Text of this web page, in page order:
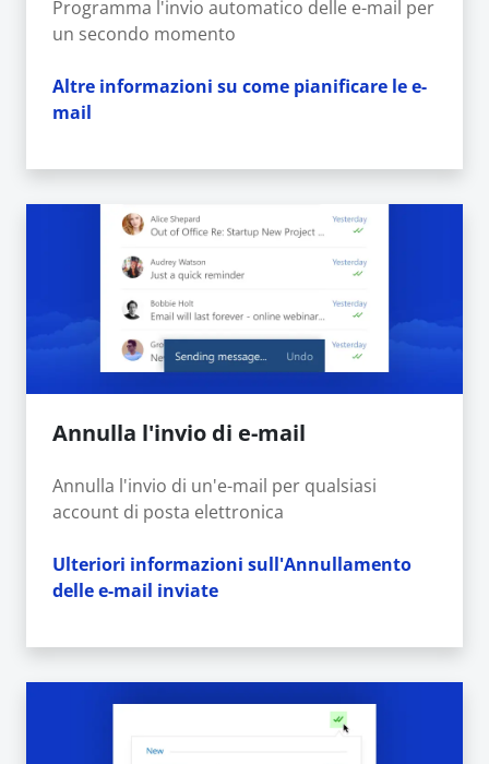
Programma l'invio automatico delle e-mail per
un secondo momento
Altre informazioni su come pianificare le e-
mail
Annulla l'invio di e-mail
Annulla l'invio di un'e-mail per qualsiasi
account di posta elettronica
Ulteriori informazioni sull'Annullamento
delle e-mail inviate